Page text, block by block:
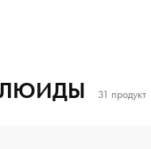
31 продукт